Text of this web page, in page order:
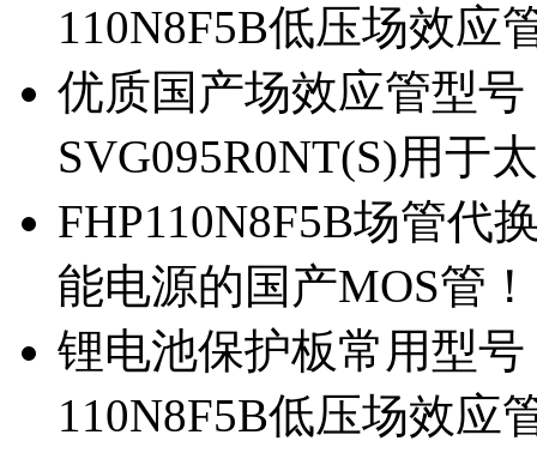
110N8F5B低压场效应
优质国产场效应管型
SVG095R0NT(S)用于
FHP110N8F5B场管代
能电源的国产MOS管！
锂电池保护板常用型
110N8F5B低压场效应